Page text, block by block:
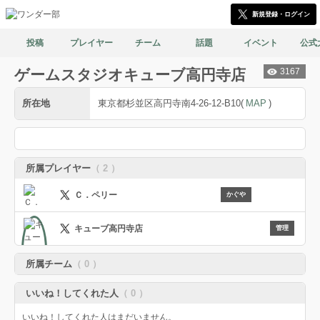
新規登録・ログイン
投稿 プレイヤー チーム 話題 イベント 公式
ゲームスタジオキューブ高円寺店
所在地 東京都杉並区高円寺南4-26-12-B10( MAP )
所属プレイヤー （ 2 ）
Ｃ．ペリー かぐや
店舗管理
キューブ高円寺店 管理
所属チーム （ 0 ）
いいね！してくれた人 （ 0 ）
いいね！してくれた人はまだいません。
3167